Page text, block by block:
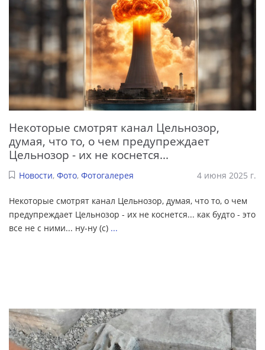
Некоторые смотрят канал Цельнозор,
думая, что то, о чем предупреждает
Цельнозор - их не коснется...
Новости, Фото, Фотогалерея 4 июня 2025 г.
Некоторые смотрят канал Цельнозор, думая, что то, о чем
предупреждает Цельнозор - их не коснется... как будто - это
все не с ними... ну-ну (с) ...